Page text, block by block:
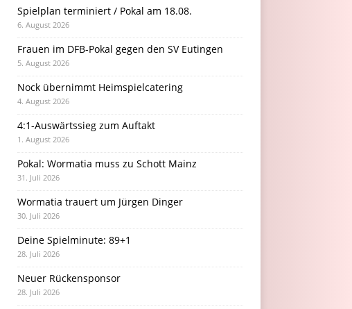
Spielplan terminiert / Pokal am 18.08.
6. August 2026
Frauen im DFB-Pokal gegen den SV Eutingen
5. August 2026
Nock übernimmt Heimspielcatering
4. August 2026
4:1-Auswärtssieg zum Auftakt
1. August 2026
Pokal: Wormatia muss zu Schott Mainz
31. Juli 2026
Wormatia trauert um Jürgen Dinger
30. Juli 2026
Deine Spielminute: 89+1
28. Juli 2026
Neuer Rückensponsor
28. Juli 2026